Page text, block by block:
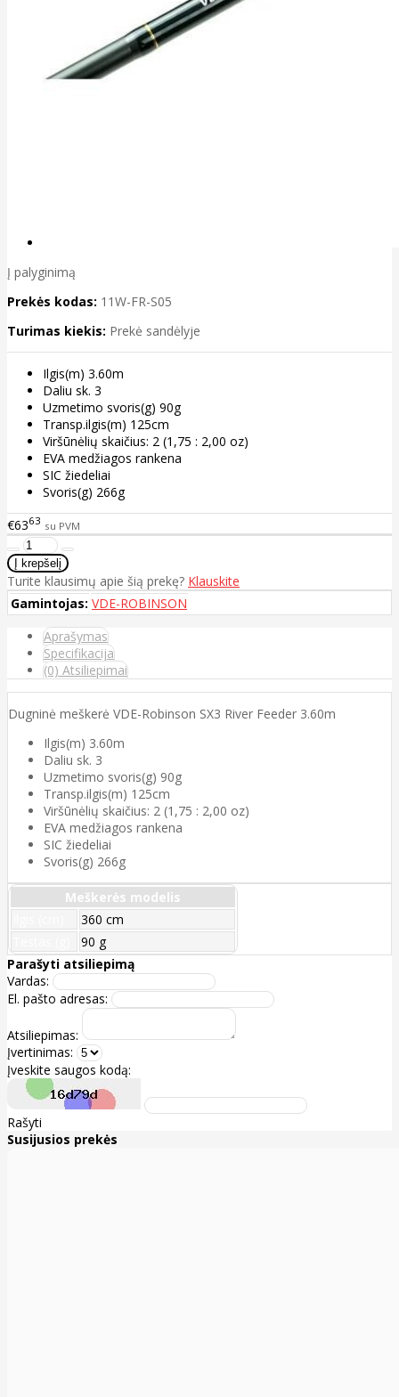
Į palyginimą
Prekės kodas: 11W-FR-S05
Turimas kiekis: Prekė sandėlyje
Ilgis(m) 3.60m
Daliu sk. 3
Uzmetimo svoris(g) 90g
Transp.ilgis(m) 125cm
Viršūnėlių skaičius: 2 (1,75 : 2,00 oz)
EVA medžiagos rankena
SIC žiedeliai
Svoris(g) 266g
€6363 su PVM
Turite klausimų apie šią prekę? Klauskite
Gamintojas: VDE-ROBINSON
Aprašymas
Specifikacija
(0) Atsiliepimai
Dugninė meškerė VDE-Robinson SX3 River Feeder 3.60m
Ilgis(m) 3.60m
Daliu sk. 3
Uzmetimo svoris(g) 90g
Transp.ilgis(m) 125cm
Viršūnėlių skaičius: 2 (1,75 : 2,00 oz)
EVA medžiagos rankena
SIC žiedeliai
Svoris(g) 266g
Meškerės modelis
360 cm
90 g
Parašyti atsiliepimą
Vardas:
El. pašto adresas:
Atsiliepimas:
Įvertinimas:
Įveskite saugos kodą:
Rašyti
Susijusios prekės